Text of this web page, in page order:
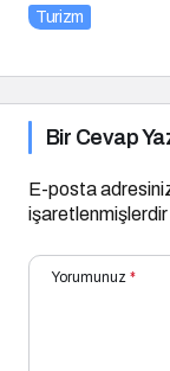
Konyaaltı’nda
Turizm
Bir Cevap
E-posta
işaretlenmişlerdir
Yorumunuz *